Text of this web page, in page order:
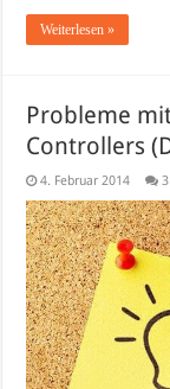
Weiterlesen »
Probleme
Controllers
4. Februar 2014 3